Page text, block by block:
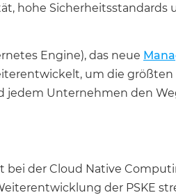
hohe Sicherheitsstandards
Engine), das neue
um die größten
jedem Unternehmen den
bei der Cloud Native
der PSKE